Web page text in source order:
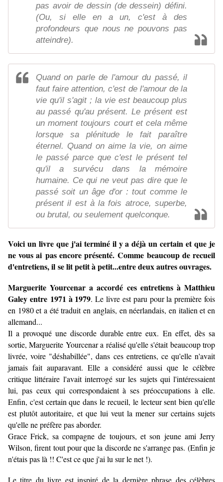
pas avoir de dessin (de dessein) défini.
(Ou, si elle en a un, c'est à des
profondeurs que nous ne pouvons pas
atteindre).
Quand on parle de l'amour du passé, il
faut faire attention, c'est de l'amour de la
vie qu'il s'agit ; la vie est beaucoup plus
au passé qu'au présent. Le présent est
un moment toujours court et cela même
lorsque sa plénitude le fait paraître
éternel. Quand on aime la vie, on aime
le passé parce que c'est le présent tel
qu'il a survécu dans la mémoire
humaine. Ce qui ne veut pas dire que le
passé soit un âge d'or : tout comme le
présent il est à la fois atroce, superbe,
ou brutal, ou seulement quelconque.
Voici un livre que j'ai terminé il y a déjà un certain et que je
ne vous ai pas encore présenté.Comme beaucoup de recueil
d'entretiens, il se lit petit à petit...entre deux autres ouvrages.
Marguerite Yourcenar a accordé ces entretiens à Matthieu
Galey entre 1971 à 1979. Le livre est paru pour la première fois
en 1980 et a été traduit en anglais, en néerlandais, en italien et en
allemand...
Il a provoqué une discorde durable entre eux.En effet, dès sa
sortie, Marguerite Yourcenar a réalisé qu'elle s'était beaucoup trop
livrée, voire "déshabillée", dans ces entretiens, ce qu'elle n'avait
jamais fait auparavant. Elle a considéré aussi que le célèbre
critique littéraire l'avait interrogé sur les sujets qui l'intéressaient
lui, pas ceux qui correspondaient à ses préoccupations à elle.
Enfin, c'est certain que dans le recueil, le lecteur sent bien qu'elle
est plutôt autoritaire, et que lui veut la mener sur certains sujets
qu'elle ne préfère pas aborder.
Grace Frick, sa compagne de toujours, et son jeune ami Jerry
Wilson, firent tout pour que la discorde ne s'arrange pas. (Enfin je
n'étais pas là !! C'est ce que j'ai lu sur le net !).
Le titre du livre est inspiré de la dernière phrase des célèbres